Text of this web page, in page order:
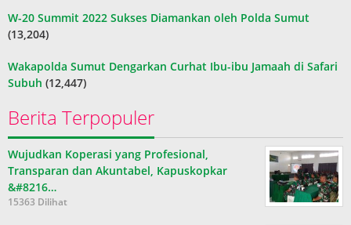
W-20 Summit 2022 Sukses Diamankan oleh Polda Sumut
(13,204)
Wakapolda Sumut Dengarkan Curhat Ibu-ibu Jamaah di Safari
Subuh (12,447)
Berita Terpopuler
Wujudkan Koperasi yang Profesional,
Transparan dan Akuntabel, Kapuskopkar
&#8216…
15363 Dilihat